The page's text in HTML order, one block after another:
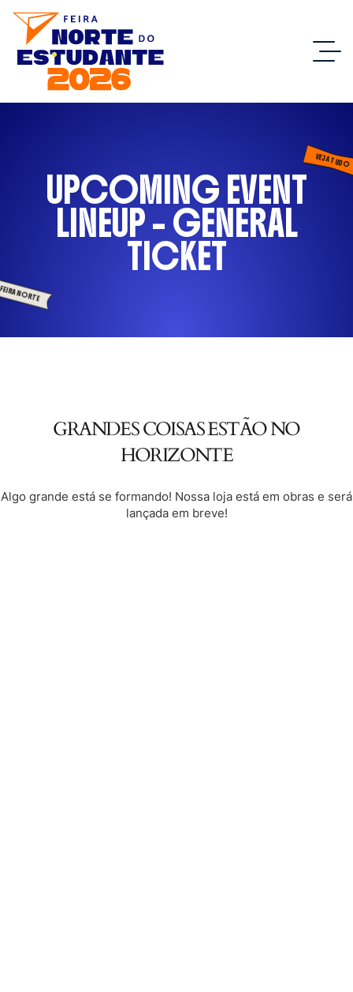
NORTE
VEJA TUDO
UPCOMING EVENT
LINEUP – GENERAL
TICKET
GRANDES COISAS ESTÃO NO
HORIZONTE
Algo grande está se formando! Nossa loja está em obras e será
lançada em breve!